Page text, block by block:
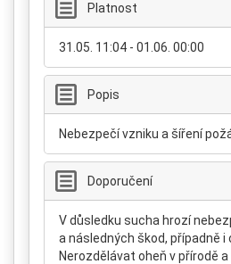
Platnost
31.05. 11:04 - 01.06. 00:00
Popis
Nebezpečí vzniku a šíření
Doporučení
V důsledku sucha hrozí
a následných škod, případně i
Nerozdělávat oheň v přírodě